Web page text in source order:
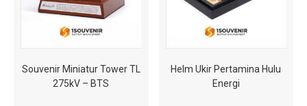
Souvenir Miniatur Tower TL
275kV – BTS
Helm Ukir Pertamina Hulu
Energi